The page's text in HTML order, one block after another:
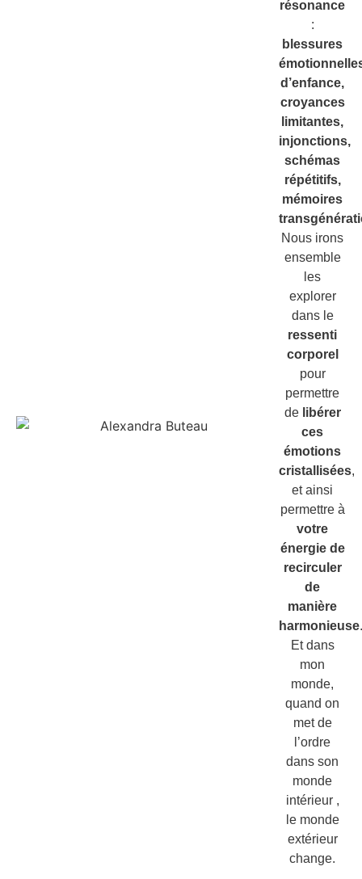
résonance
:
blessures
d’enfance,
croyances
limitantes,
injonctions,
schémas
répétitifs,
mémoires
Nous irons
ensemble
les
explorer
dans le
ressenti
corporel
pour
permettre
de libérer
ces
émotions
cristallisées,
et ainsi
permettre à
votre
énergie de
recirculer
de
manière
harmonieuse
Et dans
mon
monde,
quand on
met de
l’ordre
dans son
monde
intérieur ,
le monde
extérieur
change.